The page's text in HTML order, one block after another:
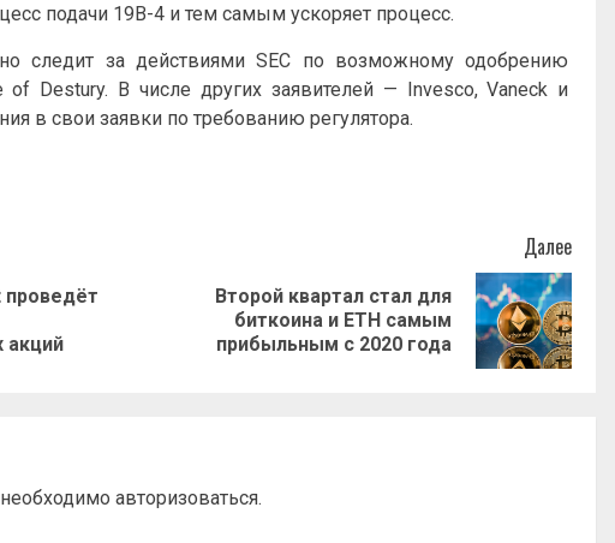
подачи 19B-4 и тем самым ускоряет процесс.
следит за действиями SEC по возможному одобрению
Destury. В числе других заявителей — Invesco, Vaneck и
в свои заявки по требованию регулятора.
Предыдущая
проведёт
акций
Далее
Следующая
Второй квартал стал для
биткоина и ETH самым
прибыльным с 2020 года
авторизоваться.